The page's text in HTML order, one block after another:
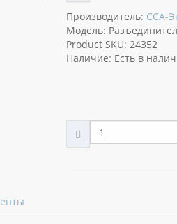
Производитель: ССА-
Модель:
Product SKU: 24352
Наличие: Есть в